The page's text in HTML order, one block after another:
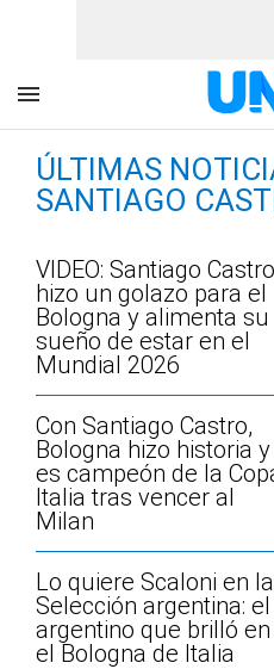
ÚLTIMAS
SANTIAGO
VIDEO: Santiago Castro
hizo un golazo para el
Bologna y alimenta su
sueño de estar en el
Mundial 2026
Con Santiago Castro,
Bologna hizo historia y
es campeón de la
Italia tras vencer al
Milan
Lo quiere Scaloni en la
Selección argentina: el
argentino que brilló en
el Bologna de Italia